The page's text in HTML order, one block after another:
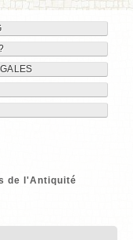
de l'Antiquité